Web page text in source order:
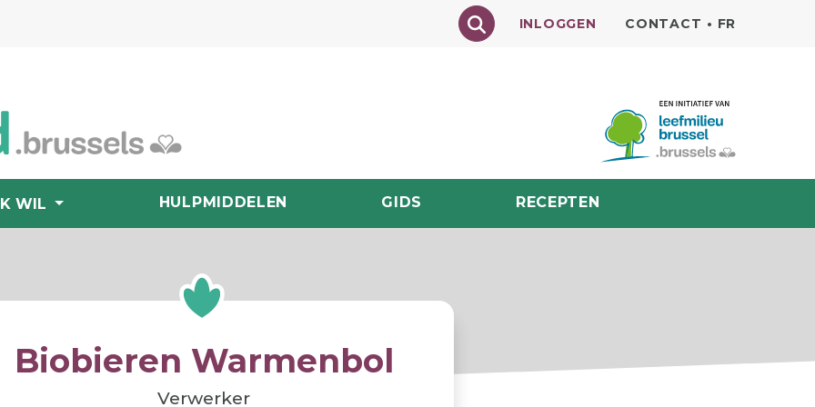
Texte à rechercher
INLOGGEN CONTACT • FR
IK WIL HULPMIDDELEN GIDS RECEPTEN
Biobieren Warmenbol
Verwerker